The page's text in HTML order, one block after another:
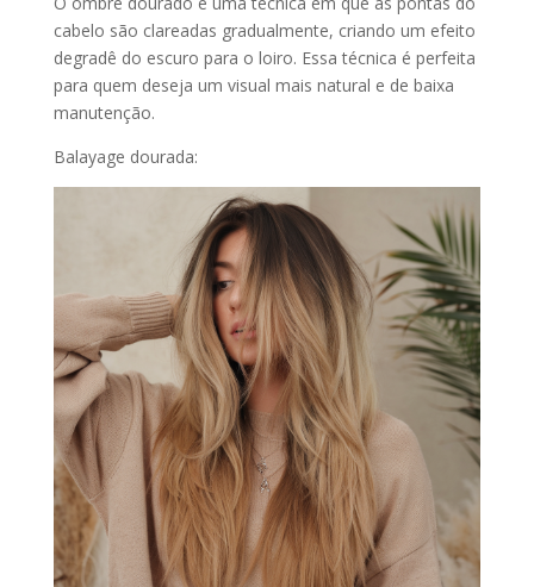
cabelo são clareadas gradualmente, criando um efeito
degradê do escuro para o loiro. Essa técnica é perfeita
para quem deseja um visual mais natural e de baixa
manutenção.
Balayage dourada: